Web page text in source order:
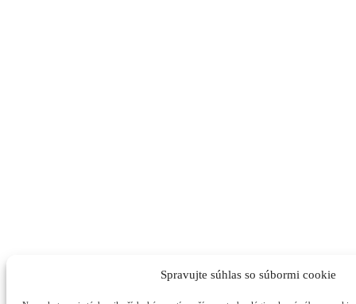
Spravujte súhlas so súbormi cookie